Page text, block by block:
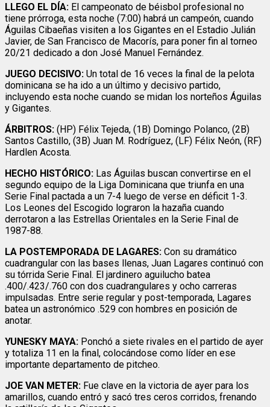
LLEGO EL DÍA: El campeonato de béisbol profesional no
tiene prórroga, esta noche (7:00) habrá un campeón, cuando
Águilas Cibaeñas visiten a los Gigantes en el Estadio Julián
Javier, de San Francisco de Macorís, para poner fin al torneo
20/21 dedicado a don José Manuel Fernández.
JUEGO DECISIVO: Un total de 16 veces la final de la pelota
dominicana se ha ido a un último y decisivo partido,
incluyendo esta noche cuando se midan los norteños Águilas
y Gigantes.
ÁRBITROS: (HP) Félix Tejeda, (1B) Domingo Polanco, (2B)
Santos Castillo, (3B) Juan M. Rodríguez, (LF) Félix Neón, (RF)
Hardlen Acosta.
HECHO HISTÓRICO: Las Águilas buscan convertirse en el
segundo equipo de la Liga Dominicana que triunfa en una
Serie Final pactada a un 7-4 luego de verse en déficit 1-3.
Los Leones del Escogido lograron la hazaña cuando
derrotaron a las Estrellas Orientales en la Serie Final de
1987-88.
LA POSTEMPORADA DE LAGARES: Con su dramático
cuadrangular con las bases llenas, Juan Lagares continuó con
su tórrida Serie Final. El jardinero aguilucho batea
.400/.423/.760 con dos cuadrangulares y ocho carreras
impulsadas. Entre serie regular y post-temporada, Lagares
batea un astronómico .529 con hombres en posición de
anotar.
YUNESKY MAYA: Ponchó a siete rivales en el partido de ayer
y totaliza 11 en la final, colocándose como líder en ese
importante departamento de pitcheo.
JOE VAN METER: Fue clave en la victoria de ayer para los
amarillos, cuando entró y sacó tres ceros corridos, frenando